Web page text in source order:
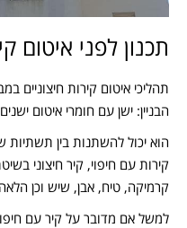
תכנון לפני איטום
תהליכי איטום קירות חיצוניים
הבניין: ישן עם חומרי איטום
הוא יכול להשתנות בין תשתיות
קירות עם חיפוי, קיר חיצוני
קרמיקה, טיח, אבן, שיש וכן
למשל אם מדובר על קיר עם